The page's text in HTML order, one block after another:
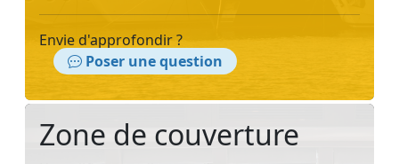
Envie d'approfondir ?
Poser une question
Zone de couverture